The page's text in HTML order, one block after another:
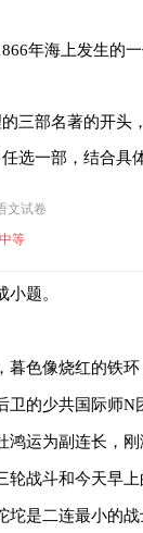
半～。②动，记
书〉又；且：～
乙文画横线处补写
年海上发生的
的三部名著的开头
任选一部，结合
文试卷
中等
题。
暮色像烧红的铁
卫的少共国际师N
鸿运为副连长，刚
轮战斗和今天早
坨是二连最小的